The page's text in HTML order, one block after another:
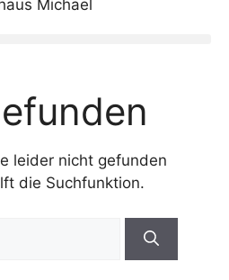
leider nicht gefunden
die Suchfunktion.